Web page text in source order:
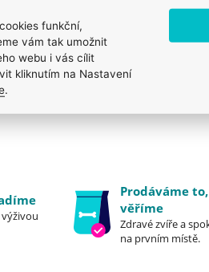
Prodáváme
věříme
Zdravé zvíře a
na prvním místě.
funkční,
vám tak umožnit
webu i vás cílit
kliknutím na Nastavení
.